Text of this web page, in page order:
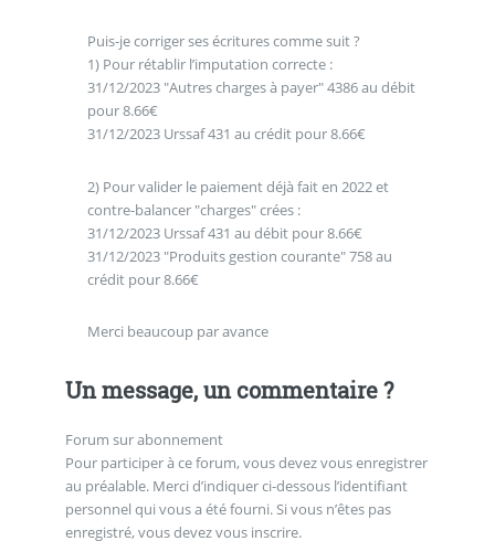
Puis-je corriger ses écritures comme suit ?
1) Pour rétablir l’imputation correcte :
31/12/2023 "Autres charges à payer" 4386 au débit
pour 8.66€
31/12/2023 Urssaf 431 au crédit pour 8.66€
2) Pour valider le paiement déjà fait en 2022 et
contre-balancer "charges" crées :
31/12/2023 Urssaf 431 au débit pour 8.66€
31/12/2023 "Produits gestion courante" 758 au
crédit pour 8.66€
Merci beaucoup par avance
Un message, un commentaire ?
Forum sur abonnement
Pour participer à ce forum, vous devez vous enregistrer
au préalable. Merci d’indiquer ci-dessous l’identifiant
personnel qui vous a été fourni. Si vous n’êtes pas
enregistré, vous devez vous inscrire.